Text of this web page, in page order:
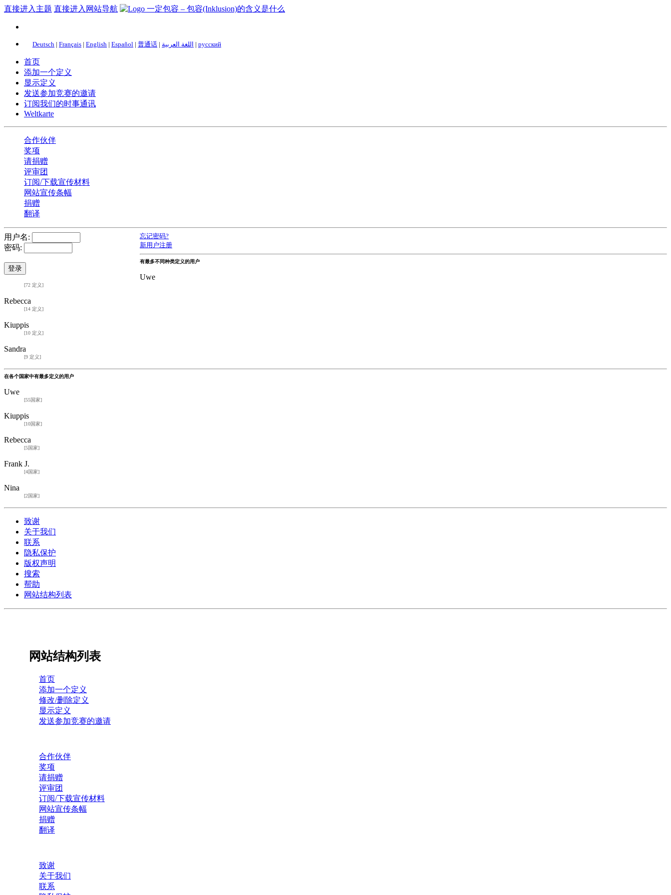
直接进入主题 直接进入网站导航
Deutsch | Français | English | Español | 普通话 | اللغة العربية | русский
首页
添加一个定义
显示定义
发送参加竞赛的邀请
订阅我们的时事通讯
Weltkarte
合作伙伴
奖项
请捐赠
评审团
订阅/下载宣传材料
网站宣传条幅
捐赠
翻译
用户名:
密码:
忘记密码?
新用户注册
有最多不同种类定义的用户
Uwe
[72 定义]
Rebecca
[14 定义]
Kiuppis
[10 定义]
Sandra
[9 定义]
在各个国家中有最多定义的用户
Uwe
[55国家]
Kiuppis
[10国家]
Rebecca
[5国家]
Frank J.
[4国家]
Nina
[2国家]
致谢
关于我们
联系
隐私保护
版权声明
搜索
帮助
网站结构列表
网站结构列表
首页
添加一个定义
修改/删除定义
显示定义
发送参加竞赛的邀请
合作伙伴
奖项
请捐赠
评审团
订阅/下载宣传材料
网站宣传条幅
捐赠
翻译
致谢
关于我们
联系